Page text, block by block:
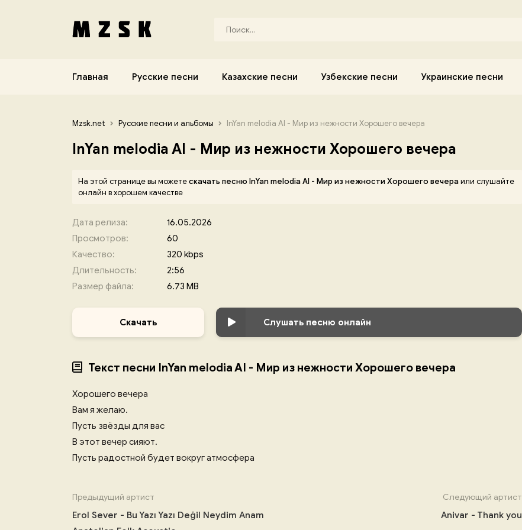
Главная Русские песни Казахские песни Узбекские песни Украинские песни
Mzsk.net Русские песни и альбомы InYan melodia AI - Мир из нежности Хорошего вечера
InYan melodia AI - Мир из нежности Хорошего вечера
На этой странице вы можетескачать песню InYan melodia AI - Мир из нежности Хорошего вечераили слушайте
онлайн в хорошем качестве
Дата релиза:
16.05.2026
Просмотров:
60
Качество:
320 kbps
Длительность:
2:56
Размер файла:
6.73 MB
Скачать Слушать песню онлайн
Текст песни InYan melodia AI - Мир из нежности Хорошего вечера
Хорошего вечера
Вам я желаю.
Пусть звёзды для вас
В этот вечер сияют.
Пусть радостной будет вокруг атмосфера
Предыдущий артист
Erol Sever - Bu Yazı Yazı Değil Neydim Anam
Следующий артист
Anivar - Thank you